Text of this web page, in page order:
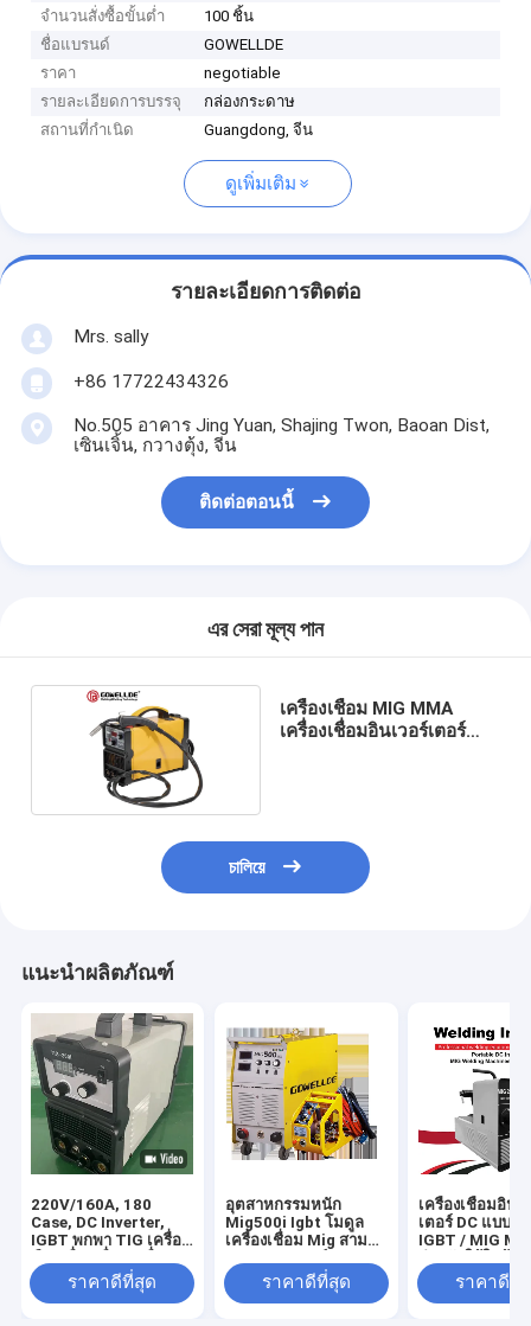
จำนวนสั่งซื้อขั้นต่ำ
100 ชิ้น
ชื่อแบรนด์
GOWELLDE
ราคา
negotiable
รายละเอียดการบรรจุ
กล่องกระดาษ
สถานที่กำเนิด
Guangdong, จีน
ดูเพิ่มเติม
รายละเอียดการติดต่อ
Mrs. sally
+86 17722434326
No.505 อาคาร Jing Yuan, Shajing Twon, Baoan Dist,
เซินเจิ้น, กวางตุ้ง, จีน
ติดต่อตอนนี้
এর সেরা মূল্য পান
เครื่องเชื่อม MIG MMA
เครื่องเชื่อมอินเวอร์เตอร์
চালিয়ে
แนะนำผลิตภัณฑ์
220V/160A, 180
Case, DC Inverter,
IGBT พกพา TIG เครื่อง
อุปกรณ์เชื่อม /
TIG200I
ราคาดีที่สุด
อุตสาหกรรมหนัก
Mig500i Igbt โมดูล
เครื่องเชื่อม Mig สาม
ราคาดีที่สุด
เครื่องเชื่อมอินเ
เตอร์ DC แบบพ
IGBT / MIG
ราคาดีที่